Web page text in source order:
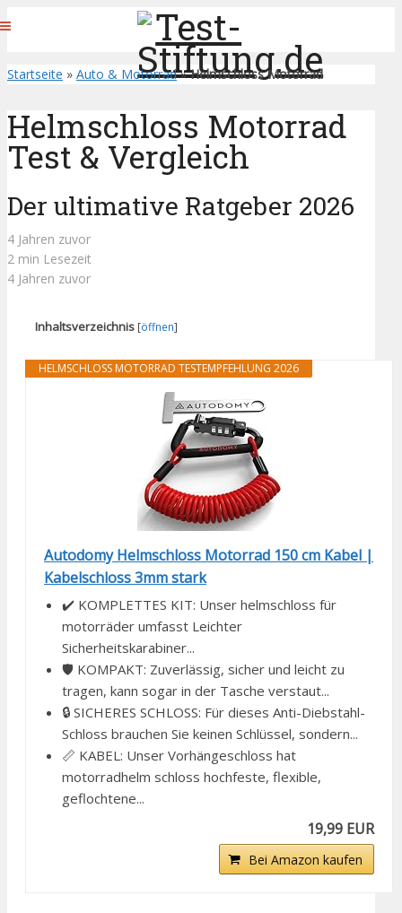
Startseite » Auto & Motorrad»Helmschloss Motorrad
Helmschloss Motorrad
Test & Vergleich
Der ultimative Ratgeber 2026
4 Jahren zuvor
2 min Lesezeit
4 Jahren zuvor
Inhaltsverzeichnis [öffnen]
HELMSCHLOSS MOTORRAD TESTEMPFEHLUNG 2026
Autodomy Helmschloss Motorrad 150 cm Kabel |
Kabelschloss 3mm stark
✔️ KOMPLETTES KIT: Unser helmschloss für
motorräder umfasst Leichter
Sicherheitskarabiner...
🛡️ KOMPAKT: Zuverlässig, sicher und leicht zu
tragen, kann sogar in der Tasche verstaut...
🔒 SICHERES SCHLOSS: Für dieses Anti-Diebstahl-
Schloss brauchen Sie keinen Schlüssel, sondern...
📏 KABEL: Unser Vorhängeschloss hat
motorradhelm schloss hochfeste, flexible,
geflochtene...
19,99 EUR
Bei Amazon kaufen